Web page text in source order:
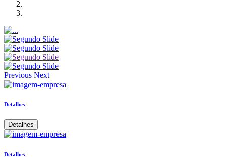
Previous Next
Detalhes
Detalhes
Detalhes